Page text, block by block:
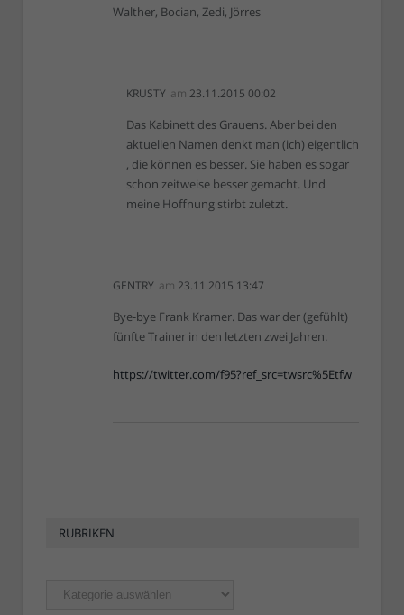
Walther, Bocian, Zedi, Jörres
KRUSTY am 23.11.2015 00:02
Das Kabinett des Grauens. Aber bei den
aktuellen Namen denkt man (ich) eigentlich
, die können es besser. Sie haben es sogar
schon zeitweise besser gemacht. Und
meine Hoffnung stirbt zuletzt.
GENTRY am 23.11.2015 13:47
Bye-bye Frank Kramer. Das war der (gefühlt)
fünfte Trainer in den letzten zwei Jahren.
https://twitter.com/f95?ref_src=twsrc%5Etfw
RUBRIKEN
Rubriken